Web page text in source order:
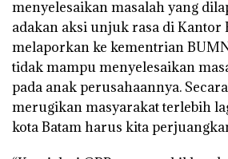
menyelesaikan masalah yang
adakan aksi unjuk rasa di Kantor
melaporkan ke kementrian
tidak mampu menyelesaikan
pada anak perusahaannya.
merugikan masyarakat terlebih
kota Batam harus kita